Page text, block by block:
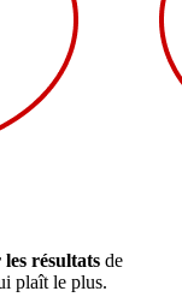
résultats de
plaît le plus.